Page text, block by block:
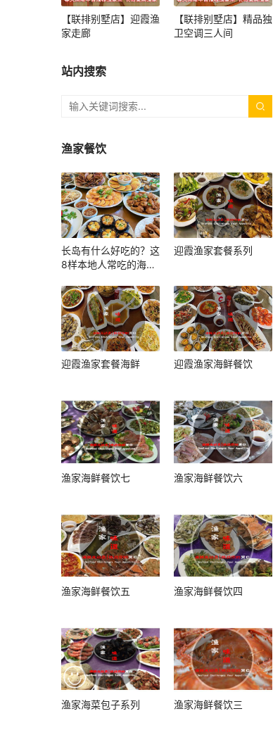
【联排别墅店】迎霞渔
家走廊
【联排别墅店】精品独
卫空调三人间
站内搜索
渔家餐饮
长岛有什么好吃的？这
8样本地人常吃的海鲜
对了
迎霞渔家套餐系列
迎霞渔家套餐海鲜 迎霞渔家海鲜餐饮
渔家海鲜餐饮七 渔家海鲜餐饮六
渔家海鲜餐饮五 渔家海鲜餐饮四
渔家海菜包子系列 渔家海鲜餐饮三